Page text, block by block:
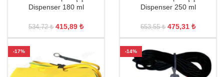
Dispenser 180 ml
534,72₺ 415,89 ₺
Dispenser 250 ml
653,55₺ 475,31 ₺
-17% -14%